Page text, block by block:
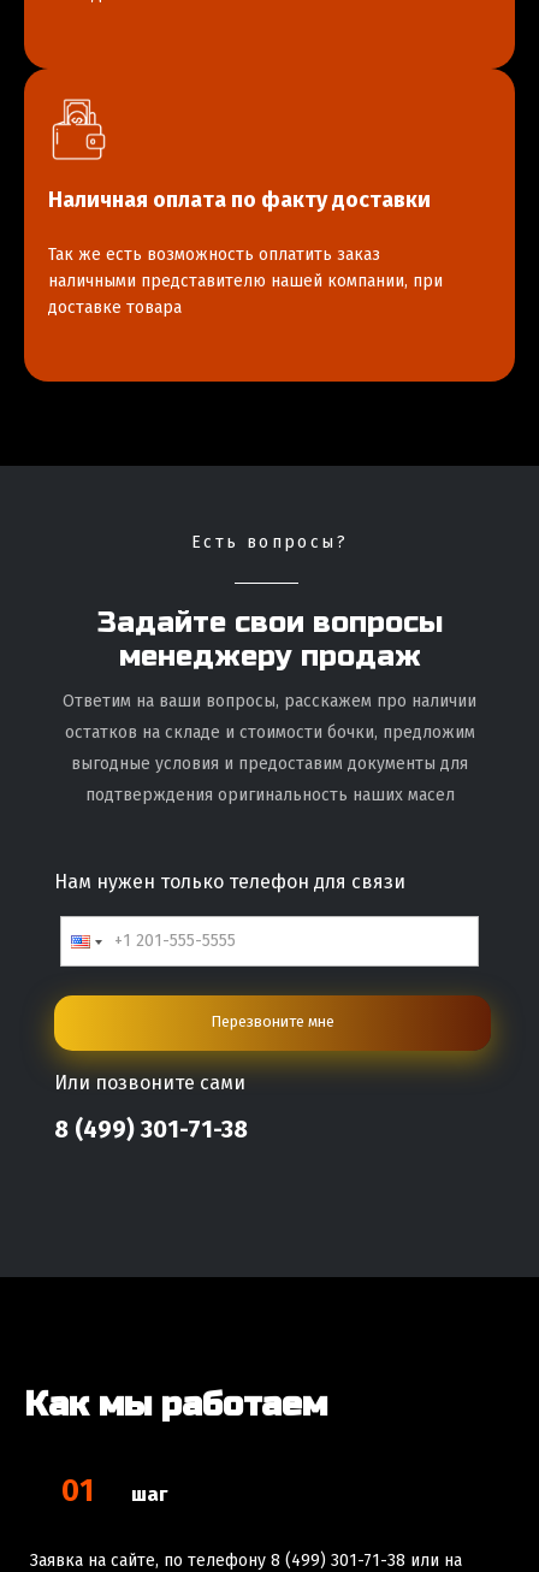
Наличная оплата по факту доставки
Так же есть возможность оплатить заказ
наличными представителю нашей компании, при
доставке товара
Есть вопросы?
Задайте свои вопросы
менеджеру продаж
Ответим на ваши вопросы, расскажем про наличии
остатков на складе и стоимости бочки, предложим
выгодные условия и предоставим документы для
подтверждения оригинальность наших масел
Нам нужен только телефон для связи
Перезвоните мне
Или позвоните сами
8 (499) 301-71-38
Как мы работаем
01 шаг
Заявка на сайте, по телефону 8 (499) 301-71-38 или на